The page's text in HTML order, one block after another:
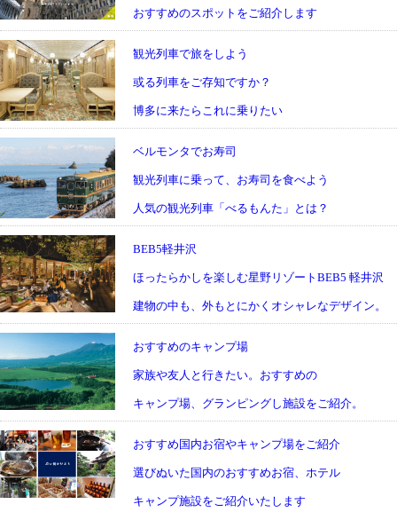
おすすめのスポットをご紹介します
観光列車で旅をしよう
或る列車をご存知ですか？
博多に来たらこれに乗りたい
ベルモンタでお寿司
観光列車に乗って、お寿司を食べよう
人気の観光列車「べるもんた」とは？
BEB5軽井沢
ほったらかしを楽しむ星野リゾートBEB5 軽井沢
建物の中も、外もとにかくオシャレなデザイン。
おすすめのキャンプ場
家族や友人と行きたい。おすすめの
キャンプ場、グランピングし施設をご紹介。
おすすめ国内お宿やキャンプ場をご紹介
選びぬいた国内のおすすめお宿、ホテル
キャンプ施設をご紹介いたします